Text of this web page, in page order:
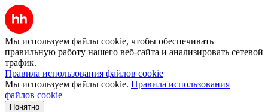
Мы используем файлы cookie, чтобы обеспечивать
правильную работу нашего веб-сайта и анализировать сетевой
трафик.
Правила использования файлов cookie
Мы используем файлы cookie. Правила использования
файлов cookie
Понятно